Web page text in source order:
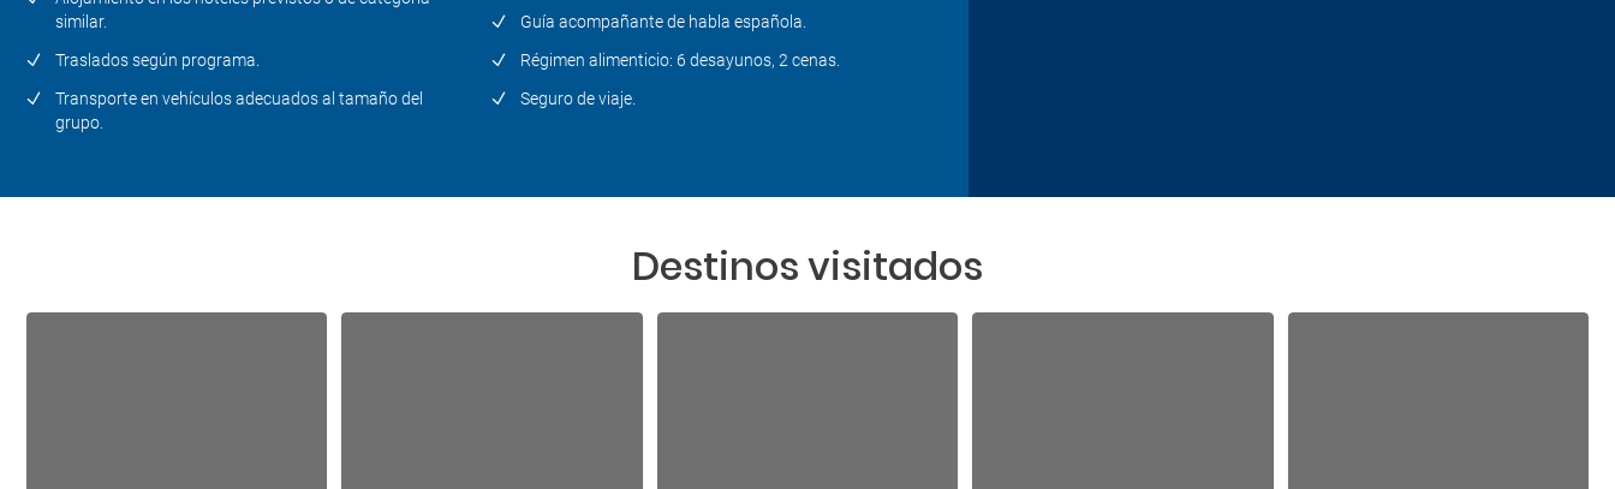
similar.
Traslados según programa.
Transporte en vehículos adecuados al tamaño del
grupo.
Guía acompañante de habla española.
Régimen alimenticio: 6 desayunos, 2 cenas.
Seguro de viaje.
Destinos visitados